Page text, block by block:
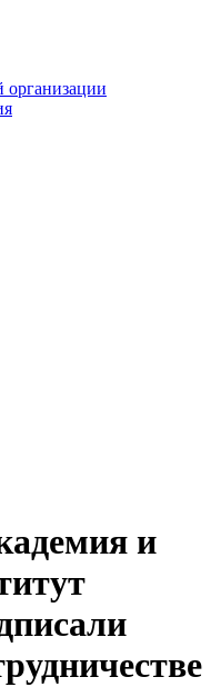
организации
и